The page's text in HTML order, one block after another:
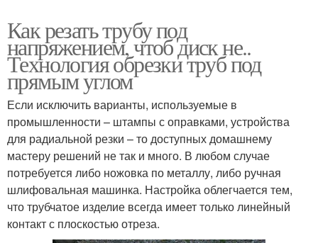
Как резать трубу под
напряжением, чтоб диск не..
Технология обрезки труб под
прямым углом
Если исключить варианты, используемые в
промышленности – штампы с оправками, устройства
для радиальной резки – то доступных домашнему
мастеру решений не так и много. В любом случае
потребуется либо ножовка по металлу, либо ручная
шлифовальная машинка. Настройка облегчается тем,
что трубчатое изделие всегда имеет только линейный
контакт с плоскостью отреза.